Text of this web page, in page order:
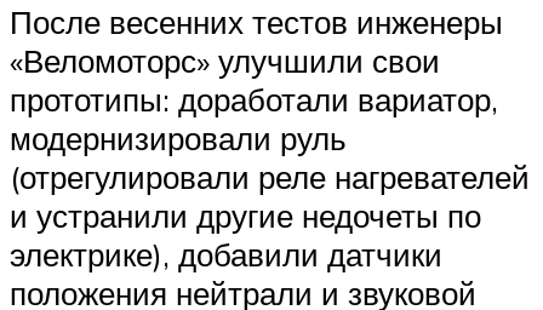
После весенних тестов инженеры
«Веломоторс» улучшили свои
прототипы: доработали вариатор,
модернизировали руль
(отрегулировали реле нагревателей
и устранили другие недочеты по
электрике), добавили датчики
положения нейтрали и звуковой